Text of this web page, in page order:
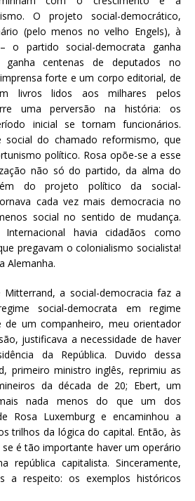
O projeto social-democrático,
(pelo menos no velho Engels), à
o partido social-democrata ganha
centenas de deputados no
forte e um corpo editorial, de
livros lidos aos milhares pelos
uma perversão na história: os
inicial se tornam funcionários.
social do chamado reformismo, que
político. Rosa opõe-se a esse
não só do partido, da alma do
do projeto político da social-
cada vez mais democracia no
social no sentido de mudança.
havia cidadãos como
pregavam o colonialismo socialista!
Alemanha.
a social-democracia faz a
social-democrata em regime
de um companheiro, meu orientador
justificava a necessidade de haver
da República. Duvido dessa
primeiro ministro inglês, reprimiu as
da década de 20; Ebert, um
nada menos do que um dos
Rosa Luxemburg e encaminhou a
trilhos da lógica do capital. Então, às
é tão importante haver um operário
república capitalista. Sinceramente,
a respeito: os exemplos históricos